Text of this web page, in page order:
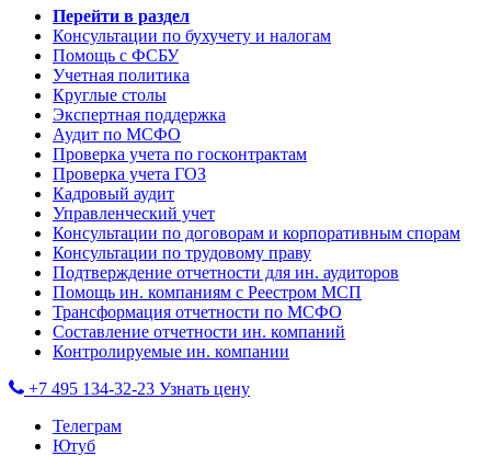
Перейти в раздел
Консультации по бухучету и налогам
Помощь с ФСБУ
Учетная политика
Круглые столы
Экспертная поддержка
Аудит по МСФО
Проверка учета по госконтрактам
Проверка учета ГОЗ
Кадровый аудит
Управленческий учет
Консультации по договорам и корпоративным спорам
Консультации по трудовому праву
Подтверждение отчетности для ин. аудиторов
Помощь ин. компаниям с Реестром МСП
Трансформация отчетности по МСФО
Составление отчетности ин. компаний
Контролируемые ин. компании
+7 495 134-32-23 Узнать цену
Телеграм
Ютуб